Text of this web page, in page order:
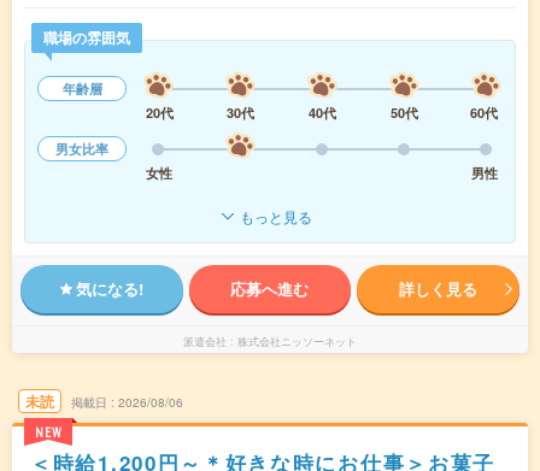
職場の雰囲気
年齢層
20代
30代 40代 50代
60代
男女比率
女性
男性
もっと見る
気になる! 応募へ進む 詳しく見る
派遣会社 株式会社ニッソーネット
未読
NEW
掲載日 2026/08/06
＜時給1,200円～＊好きな時にお仕事＞お菓子